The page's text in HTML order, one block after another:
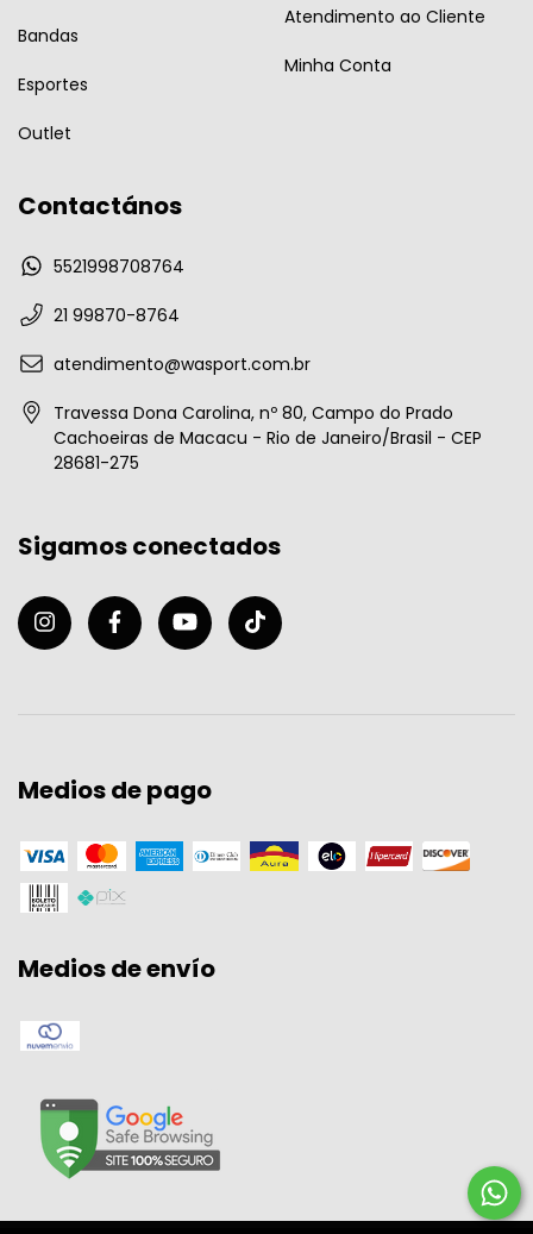
Bandas
Esportes
Outlet
Atendimento ao Cliente
Minha Conta
Contactános
5521998708764
21 99870-8764
atendimento@wasport.com.br
Travessa Dona Carolina, nº 80, Campo do Prado
Cachoeiras de Macacu - Rio de Janeiro/Brasil - CEP
28681-275
Sigamos conectados
Medios de pago
Medios de envío